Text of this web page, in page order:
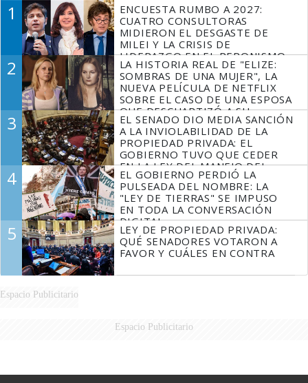
1
ENCUESTA RUMBO A 2027:
CUATRO CONSULTORAS
MIDIERON EL DESGASTE DE
MILEI Y LA CRISIS DE
LIDERAZGO EN EL PERONISMO
2
LA HISTORIA REAL DE "ELIZE:
SOMBRAS DE UNA MUJER", LA
NUEVA PELÍCULA DE NETFLIX
SOBRE EL CASO DE UNA ESPOSA
QUE DESCUARTIZÓ A SU
MARIDO
3
EL SENADO DIO MEDIA SANCIÓN
A LA INVIOLABILIDAD DE LA
PROPIEDAD PRIVADA: EL
GOBIERNO TUVO QUE CEDER
EN LA LEY DEL MANEJO DEL
FUEGO
4
EL GOBIERNO PERDIÓ LA
PULSEADA DEL NOMBRE: LA
"LEY DE TIERRAS" SE IMPUSO
EN TODA LA CONVERSACIÓN
DIGITAL
5
LEY DE PROPIEDAD PRIVADA:
QUÉ SENADORES VOTARON A
FAVOR Y CUÁLES EN CONTRA
Espacio Publicitario
Espacio Publicitario